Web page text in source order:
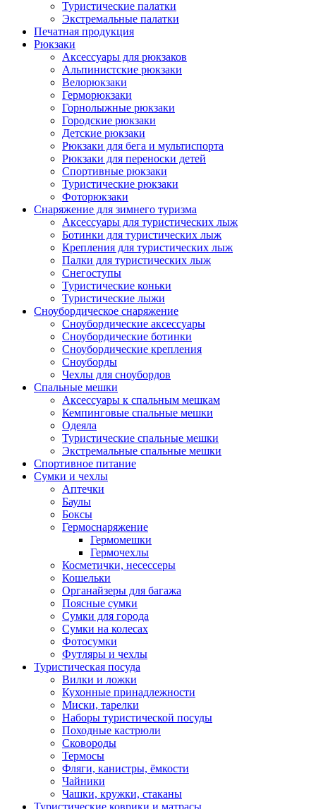
Туристические палатки
Экстремальные палатки
Печатная продукция
Рюкзаки
Аксессуары для рюкзаков
Альпинистские рюкзаки
Велорюкзаки
Герморюкзаки
Горнолыжные рюкзаки
Городские рюкзаки
Детские рюкзаки
Рюкзаки для бега и мультиспорта
Рюкзаки для переноски детей
Спортивные рюкзаки
Туристические рюкзаки
Фоторюкзаки
Снаряжение для зимнего туризма
Аксессуары для туристических лыж
Ботинки для туристических лыж
Крепления для туристических лыж
Палки для туристических лыж
Снегоступы
Туристические коньки
Туристические лыжи
Сноубордическое снаряжение
Сноубордические аксессуары
Сноубордические ботинки
Сноубордические крепления
Сноуборды
Чехлы для сноубордов
Спальные мешки
Аксессуары к спальным мешкам
Кемпинговые спальные мешки
Одеяла
Туристические спальные мешки
Экстремальные спальные мешки
Спортивное питание
Сумки и чехлы
Аптечки
Баулы
Боксы
Гермоснаряжение
Гермомешки
Гермочехлы
Косметички, несессеры
Кошельки
Органайзеры для багажа
Поясные сумки
Сумки для города
Сумки на колесах
Фотосумки
Футляры и чехлы
Туристическая посуда
Вилки и ложки
Кухонные принадлежности
Миски, тарелки
Наборы туристической посуды
Походные кастрюли
Сковороды
Термосы
Фляги, канистры, ёмкости
Чайники
Чашки, кружки, стаканы
Туристические коврики и матрасы